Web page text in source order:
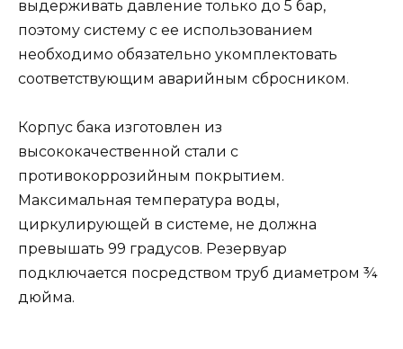
выдерживать давление только до 5 бар,
поэтому систему с ее использованием
необходимо обязательно укомплектовать
соответствующим аварийным сбросником.
Корпус бака изготовлен из
высококачественной стали с
противокоррозийным покрытием.
Максимальная температура воды,
циркулирующей в системе, не должна
превышать 99 градусов. Резервуар
подключается посредством труб диаметром ¾
дюйма.